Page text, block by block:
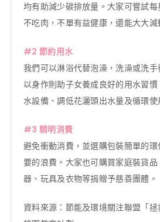
均有助減少碳排放量。大家可嘗試
不吃肉，不單有益健康，還能大大減
#2 節約用水
我們可以淋浴代替泡澡，洗澡或洗手
以身作則助子女養成良好的用水習
水設備、調低花灑頭出水量及循環使
#3 精明消費
避免衝動消費，並選購包裝簡單的
要的浪費。大家也可購買家庭裝貨
器、玩具及衣物等捐贈予慈善團體。
資料來源：節能及環境關注聯盟「拯